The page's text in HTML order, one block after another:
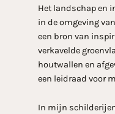
Het landschap en
in de omgeving
een bron van
verkavelde
houtwallen en
een leidraad voor
In mijn